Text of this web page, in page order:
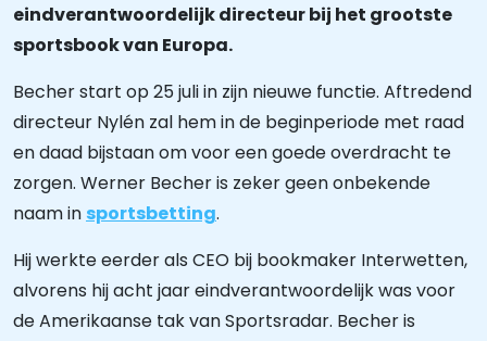
eindverantwoordelijk directeur bij het grootste
sportsbook van Europa.
Becher start op 25 juli in zijn nieuwe functie. Aftredend
directeur Nylén zal hem in de beginperiode met raad
en daad bijstaan om voor een goede overdracht te
zorgen. Werner Becher is zeker geen onbekende
naam in sportsbetting.
Hij werkte eerder als CEO bij bookmaker Interwetten,
alvorens hij acht jaar eindverantwoordelijk was voor
de Amerikaanse tak van Sportsradar. Becher is